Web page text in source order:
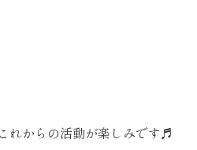
れからの活動が楽しみです♬